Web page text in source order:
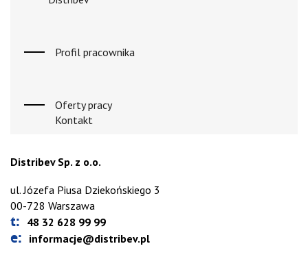
Profil pracownika
Oferty pracy
Kontakt
Distribev Sp. z o.o.
ul. Józefa Piusa Dziekońskiego 3
00-728 Warszawa
t: 48 32 628 99 99
e: informacje@distribev.pl